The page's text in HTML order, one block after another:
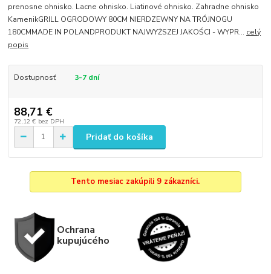
prenosne ohnisko. Lacne ohnisko. Liatinové ohnisko. Zahradne ohnisko
KamenikGRILL OGRODOWY 80CM NIERDZEWNY NA TRÓJNOGU
180CMMADE IN POLANDPRODUKT NAJWYŻSZEJ JAKOŚCI - WYPR... celý
popis
Dostupnosť 3-7 dní
88,71 €
72,12 € bez DPH
Pridať do košíka
Tento mesiac zakúpili 9 zákazníci.
Ochrana
kupujúcého